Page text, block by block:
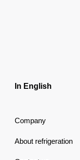
In English
Company
About refrigeration